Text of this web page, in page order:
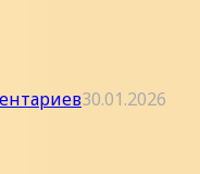
30.01.2026